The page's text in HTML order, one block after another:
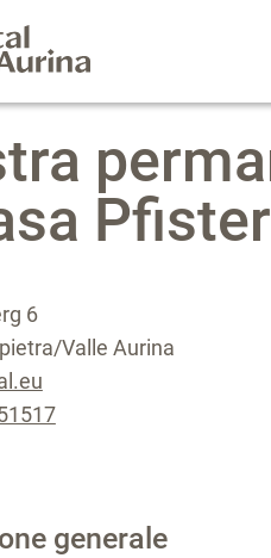
6
Valle Aurina
generale